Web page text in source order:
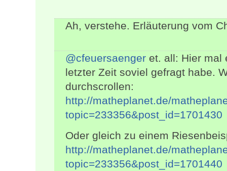
Ah, verstehe. Erläuterung vom
@cfeuersaenger et. all: Hier mal
letzter Zeit soviel gefragt habe.
durchscrollen:
http://matheplanet.de/
topic=233356&post_id=1701430
Oder gleich zu einem
http://matheplanet.de/
topic=233356&post_id=1701440